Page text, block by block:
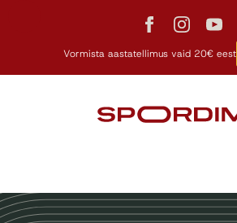
Vormista aastatellimus vaid 20€ eest